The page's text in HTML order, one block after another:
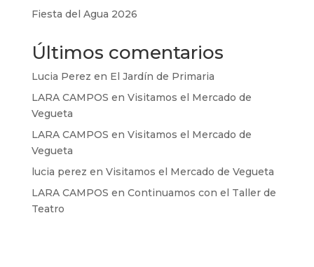
Fiesta del Agua 2026
Últimos comentarios
Lucia Perez en El Jardín de Primaria
LARA CAMPOS en Visitamos el Mercado de
Vegueta
LARA CAMPOS en Visitamos el Mercado de
Vegueta
lucia perez en Visitamos el Mercado de Vegueta
LARA CAMPOS en Continuamos con el Taller de
Teatro